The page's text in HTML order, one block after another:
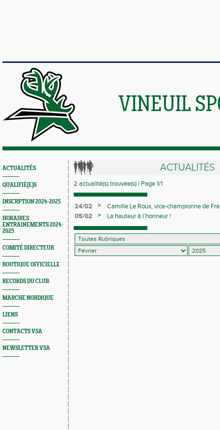
VINEUIL
ACTUALITÉS
QUALIFIÉ(E)S
INSCRPTION 2024-2025
HORAIRES
ENTRAINEMENTS 2024-
2025
COMITÉ DIRECTEUR
BOUTIQUE OFFICIELLE
RECORDS DU CLUB
MARCHE NORDIQUE
LIENS
CONTACTS VSA
NEWSLETTER VSA
ACTUALITÉS
2 actualité(s) trouvée(s) | Page 1/1
24/02 >
Camille Le Roux, vice-championne de
05/02
> La hauteur à l’honneur !